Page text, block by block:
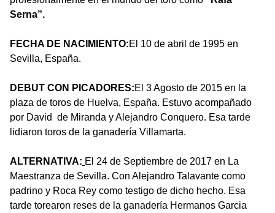
Serna”.
FECHA DE NACIMIENTO:El 10 de abril de 1995 en
Sevilla, España.
DEBUT CON PICADORES:El 3 Agosto de 2015 en la
plaza de toros de Huelva, España. Estuvo acompañado
por David de Miranda y Alejandro Conquero. Esa tarde
lidiaron toros de la ganadería Villamarta.
ALTERNATIVA: El 24 de Septiembre de 2017 en La
Maestranza de Sevilla. Con Alejandro Talavante como
padrino y Roca Rey como testigo de dicho hecho. Esa
tarde torearon reses de la ganadería Hermanos Garcia